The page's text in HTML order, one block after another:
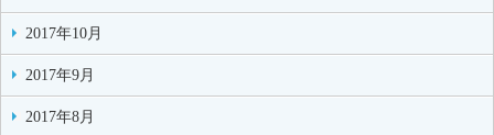
2017年10月
2017年9月
2017年8月